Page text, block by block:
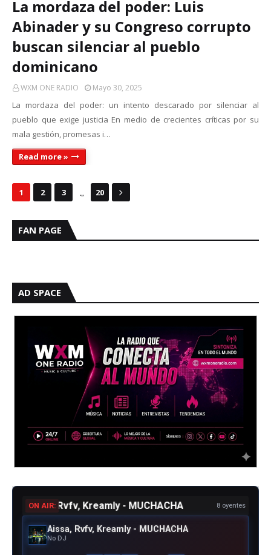
La mordaza del poder: Luis
Abinader y su Congreso corrupto
buscan silenciar al pueblo
dominicano
WXM ONE RADIO Mayo 30, 2025
La mordaza del poder: un intento descarado por silenciar al
pueblo que exige justicia En medio de crecientes críticas por su
mala gestión, promesas i…
Read more »
1 2 3 ... 20
FAN PAGE
AD SPACE
ON AIR:
Rvfv, Kreamly - MUCHACHA 8 oyentes
Aissa, Rvfv, Kreamly - MUCHACHA
No DJ